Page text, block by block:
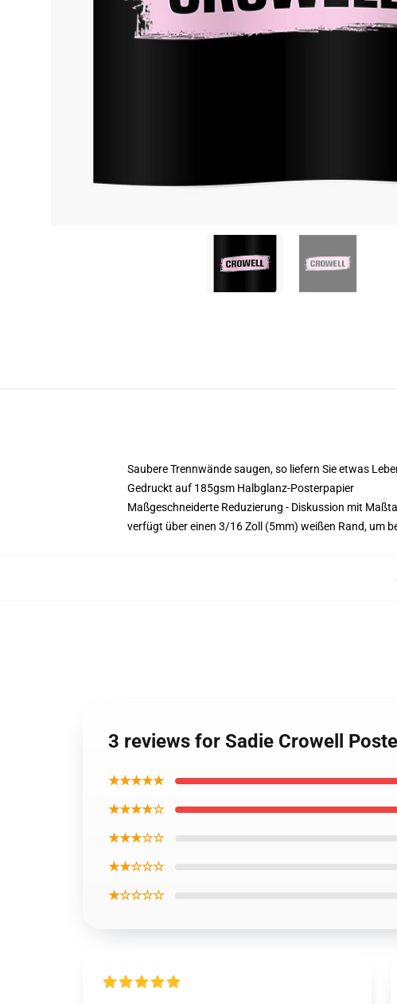
Saubere Trennwände saugen, so liefern Sie etwas
Gedruckt auf 185gsm Halbglanz-Posterpapier
Maßgeschneiderte Reduzierung - Diskussion mit
verfügt über einen 3/16 Zoll (5mm) weißen Rand, um
3 reviews for Sadie Crowell
★★★★★
★★★★☆
★★★☆☆
★★☆☆☆
★☆☆☆☆